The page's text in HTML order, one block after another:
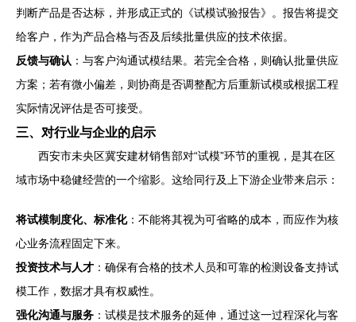
判断产品是否达标，并形成正式的《试模试验报告》。报告将提交
给客户，作为产品合格与否及后续批量供应的技术依据。
反馈与确认 ：与客户沟通试模结果。若完全合格，则确认批量供应
方案；若有微小偏差，则协商是否调整配方后重新试模或根据工程
实际情况评估是否可接受。
三、对行业与企业的启示
西安市未央区冀安建材销售部对“试模”环节的重视，是其在区
域市场中稳健经营的一个缩影。这给同行及上下游企业带来启示：
将试模制度化、标准化：不能将其视为可省略的成本，而应作为核
心业务流程固定下来。
投资技术与人才 ：确保有合格的技术人员和可靠的检测设备支持试
模工作，数据才具有权威性。
强化沟通与服务 ：试模是技术服务的延伸，通过这一过程深化与客